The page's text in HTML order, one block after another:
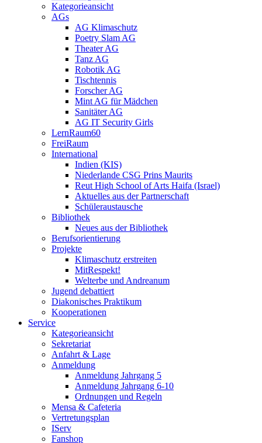
Kategorieansicht
AGs
AG Klimaschutz
Poetry Slam AG
Theater AG
Tanz AG
Robotik AG
Tischtennis
Forscher AG
Mint AG für Mädchen
Sanitäter AG
AG IT Security Girls
LernRaum60
FreiRaum
International
Indien (KIS)
Niederlande CSG Prins Maurits
Reut High School of Arts Haifa (Israel)
Aktuelles aus der Partnerschaft
Schüleraustausche
Bibliothek
Neues aus der Bibliothek
Berufsorientierung
Projekte
Klimaschutz erstreiten
MitRespekt!
Welterbe und Andreanum
Jugend debattiert
Diakonisches Praktikum
Kooperationen
Service
Kategorieansicht
Sekretariat
Anfahrt & Lage
Anmeldung
Anmeldung Jahrgang 5
Anmeldung Jahrgang 6-10
Ordnungen und Regeln
Mensa & Cafeteria
Vertretungsplan
IServ
Fanshop